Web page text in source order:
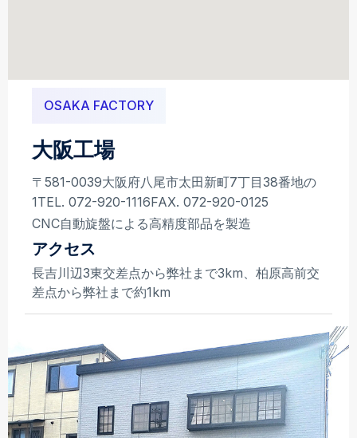
OSAKA FACTORY
大阪工場
〒581-0039大阪府八尾市太田新町7丁目38番地の
1TEL. 072-920-1116FAX. 072-920-0125
CNC自動旋盤による高精度部品を製造
アクセス
長吉川辺3東交差点から弊社まで3km、柏原高前交
差点から弊社まで約1km